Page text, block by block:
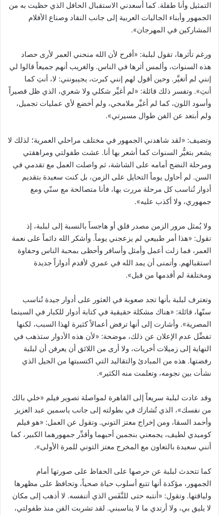
التمثيل وأنا طفلة. كما أسعدني الاستقبال الحافل الذي حظيت به من
الجمهور وأبناء الجاليات العربية إلى جانب النقاد وصناع الأفلام
المشاركين في المهرجان».
ورغم تأثرها، تقول لبلبة: «أفرح لأن الله منحني العمر لأرى حصاد
هذه السنوات، وألمس أثرها في الناس. والغريب أنهم جميعاً قالوا لي
إنني لم أتغيَّر. وحين أقول لهم إنني كبرت، يجيبونني: لا، أنتِ كما
أنتِ». وتفسر ذلك قائلة: «لم أغيِّر شكلي ولا شعري، الذي ظل قصيراً
وأسود اللون، كما لم أغيِّر ملامحي، ولم أخضع لأي عمليات تجميل،
ولم أبتعد عن الفن طوال مسيرتي».
وتضيف: «لقد شاهدني الجمهور في مختلف مراحلي العمرية؛ لذلك لا
يشعر بتغيُّر السنوات كما أشعر بها أنا. عشت طفولتي ومراهقتي
ومرحلة النضج أمامه على الشاشة، ثم واصلت العمل مع تقدمي في
السن. لم أحاول يوماً التحايل على الزمن، بل كنت سعيدة بتقديم
أدوار تُناسب كل مرحلة مررت بها، فأنا متصالحة مع سنّي ومع
جمهوري، ولا أكذب عليه».
ولا يُمثل مرور الزمن مصدر قلق أو هاجساً بالنسبة إلى لبلبة، إذ
تقول: «هذا أمر طبيعي لم يزعجني يوماً. وأشكر الله دائماً على نعمة
العمر، فما زلت أعمل وأمثل وأسافر وأحظى بمحبة الناس وحفاوة
استقبالهم. وأتمنى أن يمد الله في عمري لأقدم أدواراً جديدة
ومختلفة لم أقدمها من قبل».
وتعترف لبلبة بأنها تجد صعوبة في العثور على أدوار جيدة تُناسب
سنّها، قائلة: «هناك مشكلة حقيقية في كتابة أدوار للكبار في السينما
المصرية». وأشارت إلى أنها ترفض أعمالاً كثيرة لهذا السبب، لكنها
تفضِّل عدم الإعلان عن ذلك، موضحة: «لأن هذه الأدوار ستذهب في
النهاية إلى زميلات أخريات، ولا أرى من اللائق أن يعرفن أن لبلبة
رفضتها. هذه من المبادئ والتقاليد التي اكتسبتها من الجيل الذي
نشأت بين نجومه، وتعلمت منه الكثير».
وقد عادت لبلبة سريعاً إلى القاهرة لمواصلة تصوير فيلم «خلي بالك
من نفسك»، الذي تُشارك في بطولته إلى جانب ياسمين عبد العزيز
وأحمد السقا، ومن إخراج معتز التوني. وتقول عن العمل: «هو فيلم
كوميدي لطيف، يجمعني بنجمين أحبهما وأقدِّر جمهورهما الكبير، كما
أنني سعيدة بالتعاون مع المخرج معتز التوني للمرة الأولى».
كما تتحدث لبلبة عن حرصها على الحفاظ على صورتها أمام
الجمهور، مؤكدة أنها تتبع أسلوب حياة صحياً، وتحافظ على مظهرها
ولياقتها. وتقول: «أنتبه حتى للنَّفَس الذي أتنفسه. لا أذهب إلى مكان
لا يليق بي، ولا أرتدي ما لا يناسبني. لقد تشربت الفن منذ طفولتي،